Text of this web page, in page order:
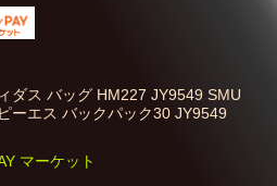
ダス バッグ HM227 JY9549 SMU
ーエス バックパック30 JY9549
マーケット